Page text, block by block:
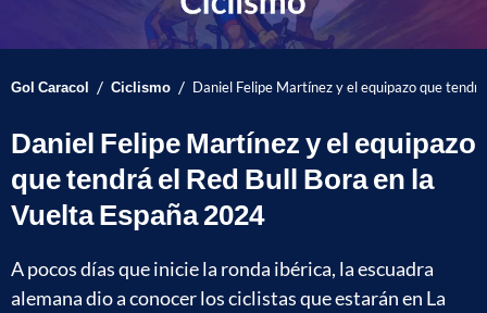
Gol Caracol / Ciclismo / Daniel Felipe Martínez y el equipazo que
Daniel Felipe Martínez y el equipazo
que tendrá el Red Bull Bora en la
Vuelta España 2024
A pocos días que inicie la ronda ibérica, la escuadra
alemana dio a conocer los ciclistas que estarán en La